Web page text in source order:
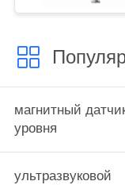
магнитный
уровня
ультразвуковой